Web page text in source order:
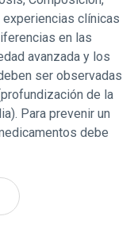
clínicas
en las
avanzada y los
ser observadas
de la
Para prevenir un
debe